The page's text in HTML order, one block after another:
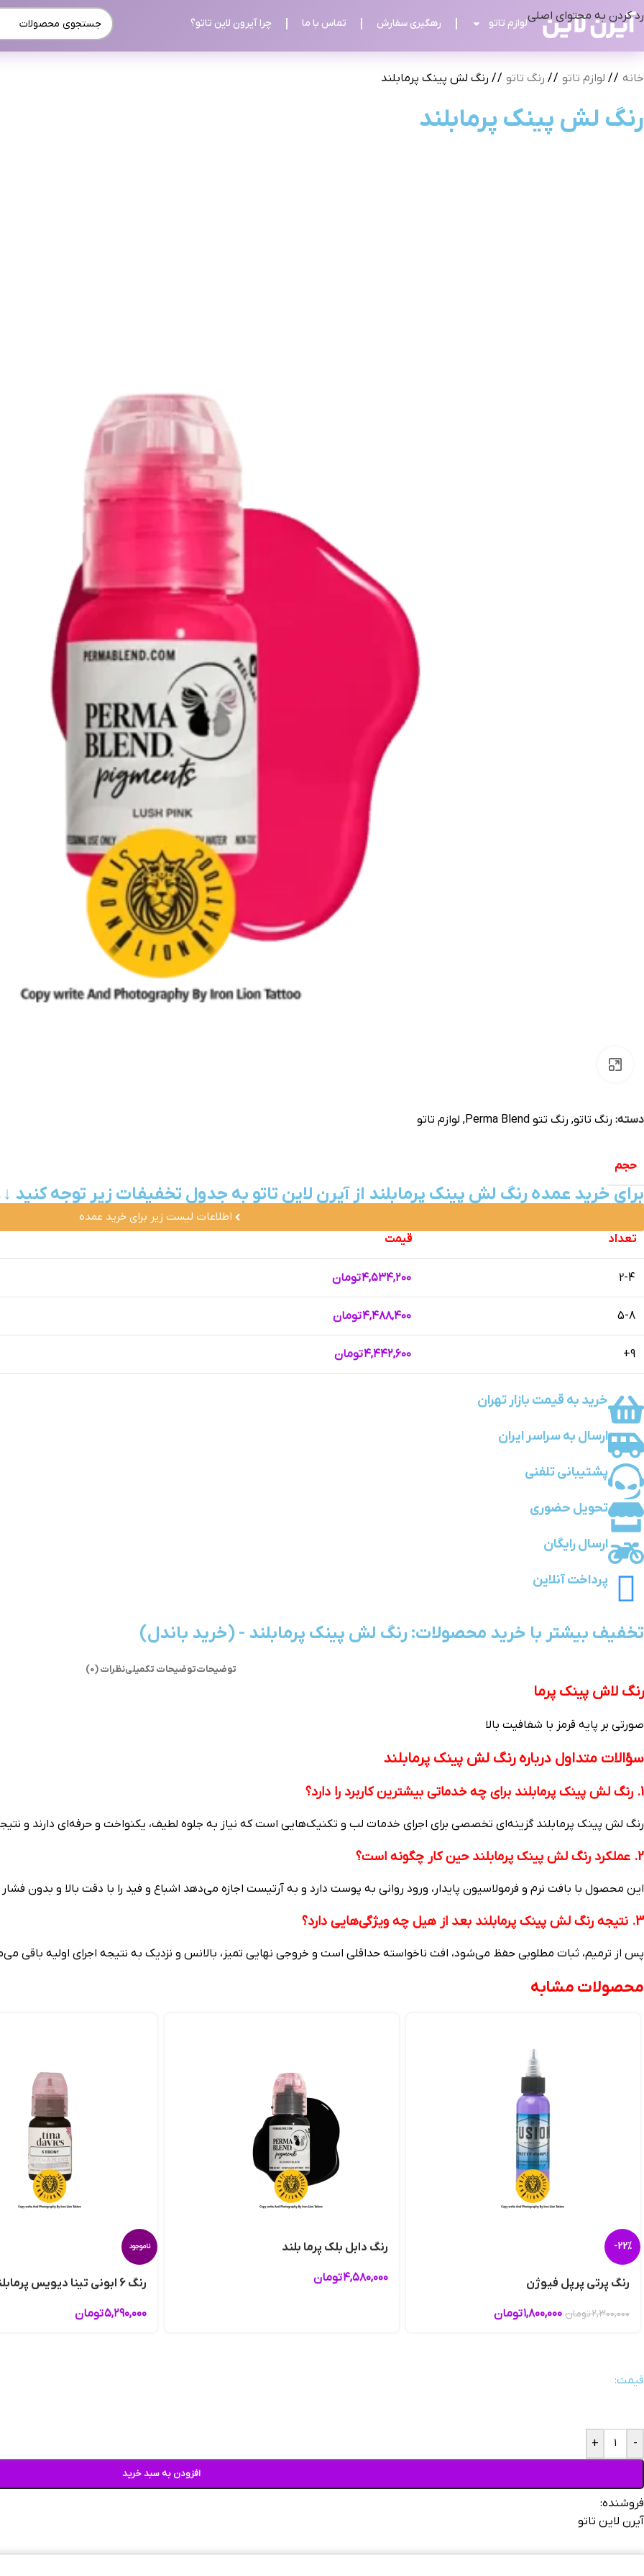
رد کردن به محتوای اصلی
لوازم تاتو رهگیری سفارش تماس با ما چرا آیرون لاین تاتو؟
خانه / لوازم تاتو / رنگ تاتو / رنگ لش پینک پرمابلند
رنگ لش پینک پرمابلند
دسته: رنگ تاتو, رنگ تتو Perma Blend , لوازم تاتو
حجم
برای خرید عمده رنگ لش پینک پرمابلند از آیرن لاین تاتو به جدول تخفیفات زیر توجه کنید
اطلاعات لیست زیر برای خرید عمده
تعداد
قیمت
2-4 ۴,۵۳۴,۲۰۰تومان
5-8 ۴,۴۸۸,۴۰۰تومان
9+ ۴,۴۴۲,۶۰۰تومان
خرید به قیمت بازار تهران
ارسال به سراسر ایران
پشتیبانی تلفنی
تحویل حضوری
ارسال رایگان
پرداخت آنلاین
تخفیف بیشتر با خرید محصولات: رنگ لش پینک پرمابلند - (خرید باندل)
توضیحاتتوضیحات تکمیلینظرات (0)
رنگ لاش پینک پرما
صورتی بر پایه قرمز با شفافیت بالا
سؤالات متداول درباره رنگ لش پینک پرمابلند
1. رنگ لش پینک پرمابلند برای چه خدماتی بیشترین کاربرد را دارد؟
رنگ لش پینک پرمابلند گزینه‌ای تخصصی برای اجرای خدمات لب و تکنیک‌هایی است که نیاز به جلوه لطیف، یکنواخت و حرفه‌ای دارند و
2. عملکرد رنگ لش پینک پرمابلند حین کار چگونه است؟
این محصول با بافت نرم و فرمولاسیون پایدار، ورود روانی به پوست دارد و به آرتیست اجازه می‌دهد اشباع و فید را با دقت بالا و بدون
3. نتیجه رنگ لش پینک پرمابلند بعد از هیل چه ویژگی‌هایی دارد؟
پس از ترمیم، ثبات مطلوبی حفظ می‌شود، افت ناخواسته حداقلی است و خروجی نهایی تمیز، بالانس و نزدیک به نتیجه اجرای اولیه باقی
محصولات مشابه
-22%
رنگ پِرتی پرپل فیوژن
۲,۳۰۰,۰۰۰تومان ۱,۸۰۰,۰۰۰تومان
رنگ دابل بلک پرما بلند
۴,۵۸۰,۰۰۰تومان
ناموجود
رنگ 6 ابونی تینا دیویس پرمابلند
۵,۲۹۰,۰۰۰تومان
قیمت:
-
+
افزودن به سبد خرید
فروشنده:
آیرن لاین تاتو